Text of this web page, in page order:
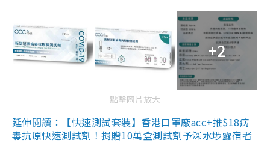
+2
點擊圖片放大
延伸閱讀：【快速測試套裝】香港口罩廠acc+推$18病
毒抗原快速測試劑！捐贈10萬盒測試劑予深水埗露宿者